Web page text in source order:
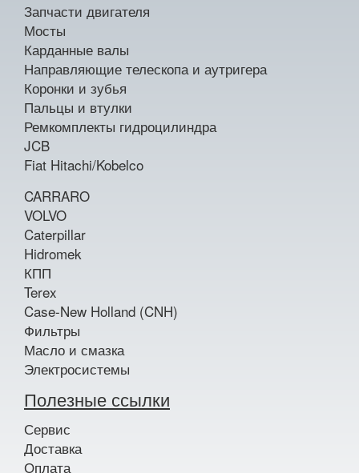
Запчасти двигателя
Мосты
Карданные валы
Направляющие телескопа и аутригера
Коронки и зубья
Пальцы и втулки
Ремкомплекты гидроцилиндра
JCB
Fiat Hitachi/Kobelco
CARRARO
VOLVO
Caterpillar
Hidromek
КПП
Terex
Case-New Holland (CNH)
Фильтры
Масло и смазка
Электросистемы
Полезные ссылки
Сервис
Доставка
Оплата